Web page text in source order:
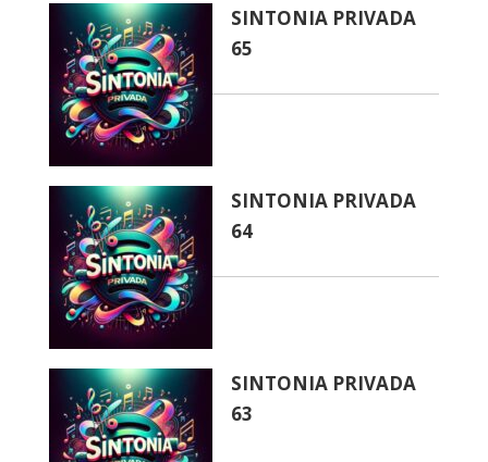
SINTONIA PRIVADA
65
SINTONIA PRIVADA
64
SINTONIA PRIVADA
63